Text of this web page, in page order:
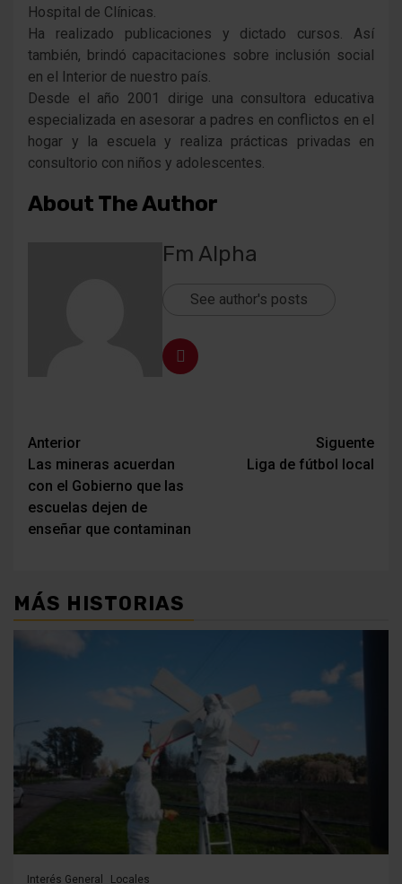
Hospital de Clínicas.
Ha realizado publicaciones y dictado cursos. Así
también, brindó capacitaciones sobre inclusión social
en el Interior de nuestro país.
Desde el año 2001 dirige una consultora educativa
especializada en asesorar a padres en conflictos en el
hogar y la escuela y realiza prácticas privadas en
consultorio con niños y adolescentes.
About The Author
Fm Alpha
See author's posts
Navegación
de
entradas
Anterior
Las mineras acuerdan
con el Gobierno que las
escuelas dejen de
enseñar que contaminan
Siguente
Liga de fútbol local
MÁS HISTORIAS
Interés General Locales